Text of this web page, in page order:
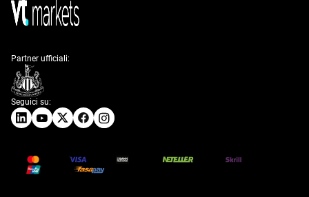
Seguici su:
Partner ufficiali: